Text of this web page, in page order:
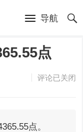
导航
点
评论已关闭
点。